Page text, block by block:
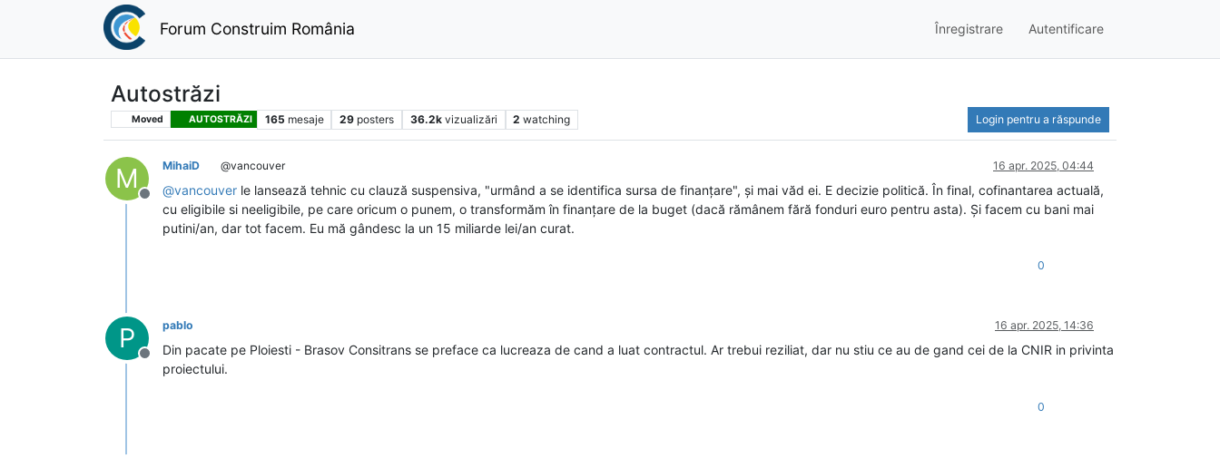
Forum Construim România Înregistrare Autentificare
Autostrăzi
Moved AUTOSTRĂZI 165 mesaje 29 posters 36.2k vizualizări 2 watching Login pentru a răspunde
M
Deconectat
MihaiD @vancouver 16 apr. 2025, 04:44
@vancouver le lansează tehnic cu clauză suspensiva, "urmând a se identifica sursa de finanțare", și mai văd ei. E decizie politică. În final, cofinantarea actuală,
cu eligibile si neeligibile, pe care oricum o punem, o transformăm în finanțare de la buget (dacă rămânem fără fonduri euro pentru asta). Și facem cu bani mai
putini/an, dar tot facem. Eu mă gândesc la un 15 miliarde lei/an curat.
0
P
Deconectat
pablo 16 apr. 2025, 14:36
Din pacate pe Ploiesti - Brasov Consitrans se preface ca lucreaza de cand a luat contractul. Ar trebui reziliat, dar nu stiu ce au de gand cei de la CNIR in privinta
proiectului.
0